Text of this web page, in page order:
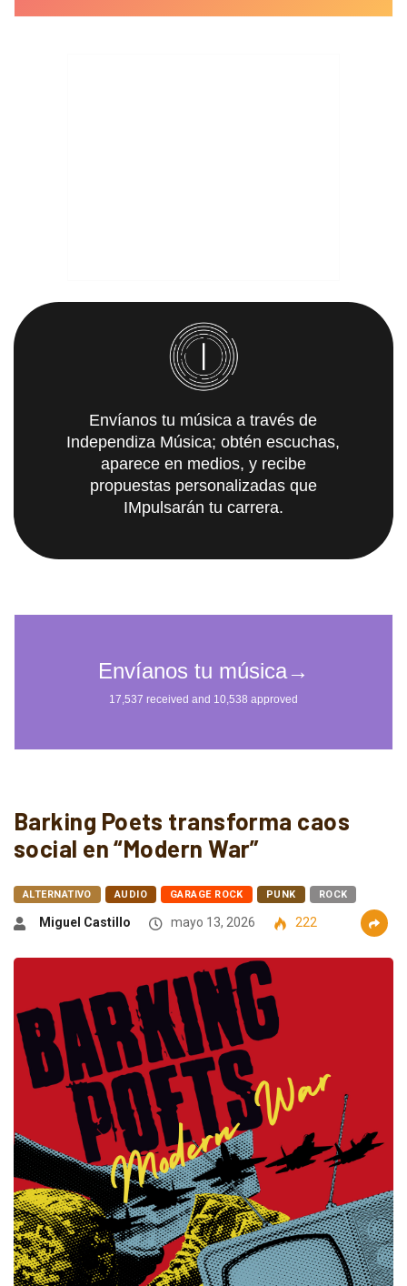
Envíanos tu música a través de
Independiza Música; obtén escuchas,
aparece en medios, y recibe
propuestas personalizadas que
IMpulsarán tu carrera.
Barking Poets transforma caos
social en “Modern War”
ALTERNATIVO AUDIO GARAGE ROCK PUNK ROCK
Miguel Castillo mayo 13, 2026 222